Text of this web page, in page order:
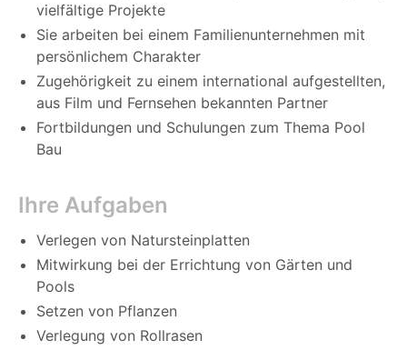
vielfältige Projekte
Sie arbeiten bei einem Familienunternehmen mit
persönlichem Charakter
Zugehörigkeit zu einem international aufgestellten,
aus Film und Fernsehen bekannten Partner
Fortbildungen und Schulungen zum Thema Pool
Bau
Ihre Aufgaben
Verlegen von Natursteinplatten
Mitwirkung bei der Errichtung von Gärten und
Pools
Setzen von Pflanzen
Verlegung von Rollrasen